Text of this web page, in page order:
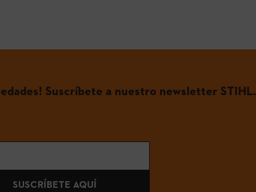
Suscríbete a nuestro newsletter STIHL.
SUSCRÍBETE AQUÍ